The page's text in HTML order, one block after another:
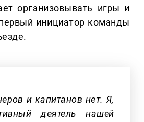
организовывать игры и
инициатор команды
и капитанов нет. Я,
деятель нашей